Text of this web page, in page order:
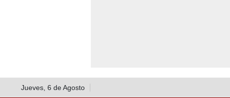
Jueves, 6 de Agosto